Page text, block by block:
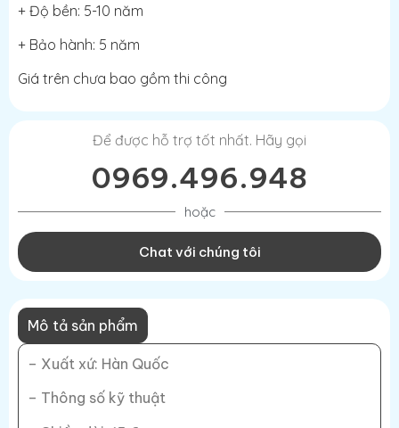
+ Độ bền: 5-10 năm
+ Bảo hành: 5 năm
Giá trên chưa bao gồm thi công
Để được hỗ trợ tốt nhất. Hãy gọi
0969.496.948
hoặc
Chat với chúng tôi
Mô tả sản phẩm
– Xuất xứ: Hàn Quốc
– Thông số kỹ thuật